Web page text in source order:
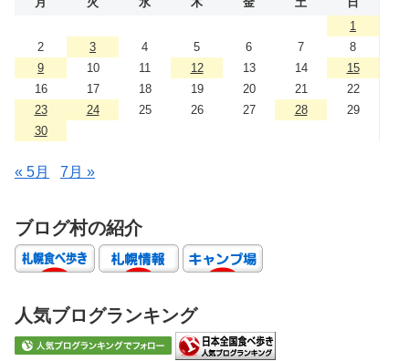
1
2
3 4 5 6 7
8
9
10 11 12 13 14
15
16
17 18 19 20 21
22
23
24 25 26 27 28
29
30
« 5月 7月 »
ブログ村の紹介
人気ブログランキング